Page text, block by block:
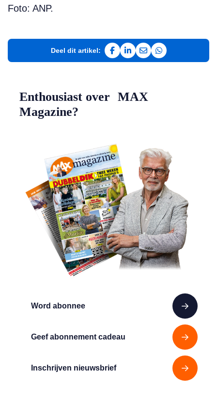
Foto: ANP.
Deel dit artikel:
Deel op Facebook
Deel op LinkedIn
Deel via e-mail
Deel via
Word abonnee
Geef abonnement cadeau
Inschrijven nieuwsbrief
Enthousiast over MAX
Magazine?